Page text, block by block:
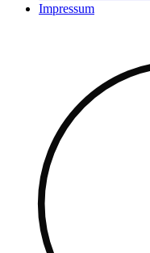
Impressum